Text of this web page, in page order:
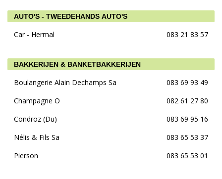
AUTO'S - TWEEDEHANDS AUTO'S
Car - Hermal 083 21 83 57
BAKKERIJEN & BANKETBAKKERIJEN
Boulangerie Alain Dechamps Sa
083 69 93 49
Champagne O
082 61 27 80
Condroz (Du)
083 69 95 16
Nélis & Fils Sa
083 65 53 37
Pierson
083 65 53 01